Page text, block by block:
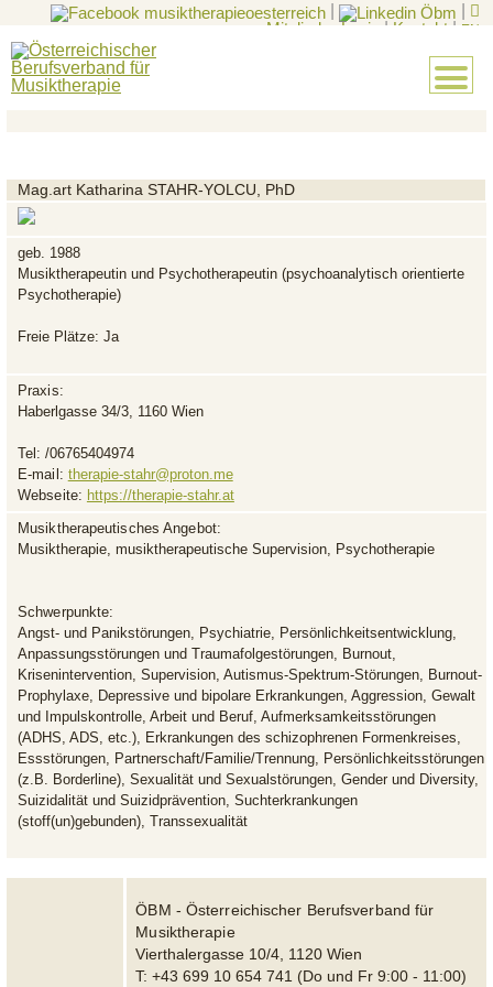
Mitglieder-Login
| Kontakt | EN
Mag.art Katharina STAHR-YOLCU, PhD
geb. 1988
Musiktherapeutin und Psychotherapeutin (psychoanalytisch orientierte
Psychotherapie)
Freie Plätze: Ja
Praxis:
Haberlgasse 34/3, 1160 Wien
Tel: /06765404974
E-mail: therapie-stahr@proton.me
Webseite: https://therapie-stahr.at
Musiktherapeutisches Angebot:
Musiktherapie, musiktherapeutische Supervision, Psychotherapie
Schwerpunkte:
Angst- und Panikstörungen, Psychiatrie, Persönlichkeitsentwicklung,
Anpassungsstörungen und Traumafolgestörungen, Burnout,
Krisenintervention, Supervision, Autismus-Spektrum-Störungen, Burnout-
Prophylaxe, Depressive und bipolare Erkrankungen, Aggression, Gewalt
und Impulskontrolle, Arbeit und Beruf, Aufmerksamkeitsstörungen
(ADHS, ADS, etc.), Erkrankungen des schizophrenen Formenkreises,
Essstörungen, Partnerschaft/Familie/Trennung, Persönlichkeitsstörungen
(z.B. Borderline), Sexualität und Sexualstörungen, Gender und Diversity,
Suizidalität und Suizidprävention, Suchterkrankungen
(stoff(un)gebunden), Transsexualität
ÖBM - Österreichischer Berufsverband für
Musiktherapie
Vierthalergasse 10/4, 1120 Wien
T: +43 699 10 654 741 (Do und Fr 9:00 - 11:00)